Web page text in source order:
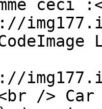
ceci
/>